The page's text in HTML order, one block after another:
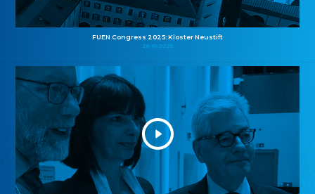
FUEN Congress 2025: Kloster Neustift
26.10.2025